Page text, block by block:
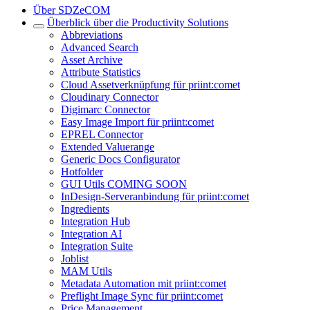
Über SDZeCOM
Überblick über die Productivity Solutions
Abbreviations
Advanced Search
Asset Archive
Attribute Statistics
Cloud Assetverknüpfung für priint:comet
Cloudinary Connector
Digimarc Connector
Easy Image Import für priint:comet
EPREL Connector
Extended Valuerange
Generic Docs Configurator
Hotfolder
GUI Utils COMING SOON
InDesign-Serveranbindung für priint:comet
Ingredients
Integration Hub
Integration AI
Integration Suite
Joblist
MAM Utils
Metadata Automation mit priint:comet
Preflight Image Sync für priint:comet